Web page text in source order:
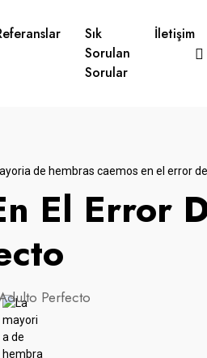
Sık
Sorulan
Sorular
İletişim
El Error
Perfecto